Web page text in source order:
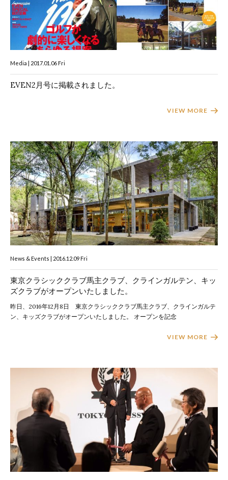
Media | 2017.01.06 Fri
EVEN2月号に掲載されました。
VIEW MORE
News & Events | 2016.12.09 Fri
東京クラシッククラブ馬主クラブ、クラインガルテン、キッ
ズクラブがオープンいたしました。
昨日、2016年12月8日 東京クラシッククラブ馬主クラブ、クラインガルテ
ン、キッズクラブがオープンいたしました。 オープンを記念
VIEW MORE